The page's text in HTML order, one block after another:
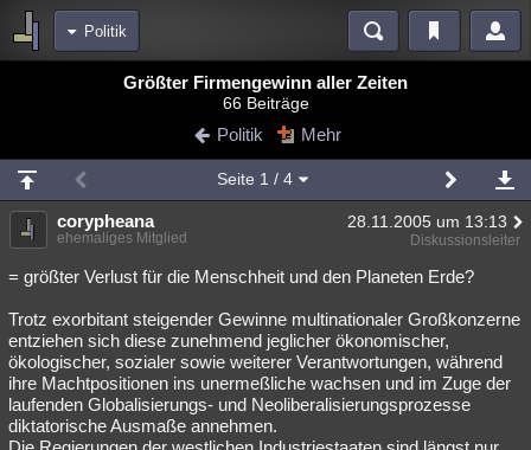
Politik
Blogs
Chat Wiki Neuigkeiten
meine Rubriken
Menschen Wissenschaft Mystery Kriminalfälle
Spiritualität Verschwörungen Technologie Ufologie
Natur Umfragen Unterhaltung
weitere Rubriken
Philosophie Träume Orte Esoterik Literatur
Astronomie Helpdesk Gruppen Gaming Filme
Größter Firmengewinn aller Zeiten
66 Beiträge
Politik Mehr
Seite 1 / 4
corypheana 28.11.2005 um 13:13
ehemaliges Mitglied Diskussionsleiter
= größter Verlust für die Menschheit und den Planeten Erde?
Trotz exorbitant steigender Gewinne multinationaler Großkonzerne
entziehen sich diese zunehmend jeglicher ökonomischer,
ökologischer, sozialer sowie weiterer Verantwortungen, während
ihre Machtpositionen ins unermeßliche wachsen und im Zuge der
laufenden Globalisierungs- und Neoliberalisierungsprozesse
diktatorische Ausmaße annehmen.